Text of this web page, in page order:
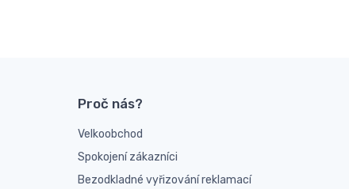
Proč nás?
Velkoobchod
Spokojení zákazníci
Bezodkladné vyřizování reklamací